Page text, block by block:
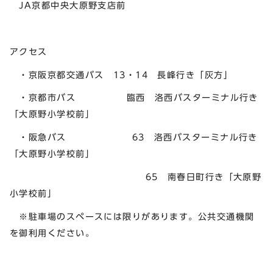
JA京都中央大原野支店前
アクセス
・京阪京都交通バス 13・14 長峰行き「灰方」
・京都市バス 臨西 洛西バスターミナル行き
「大原野小学校前」
・阪急バス 63 洛西バスターミナル行き
「大原野小学校前」
65 南春日町行き「大原野
小学校前」
※駐車場のスペースには限りがあります。公共交通機関
を御利用ください。